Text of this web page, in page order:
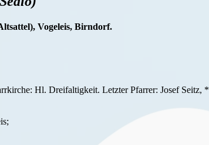
Vogeleis, Birndorf.
Hl. Dreifaltigkeit. Letzter Pfarrer: Josef Seitz, *